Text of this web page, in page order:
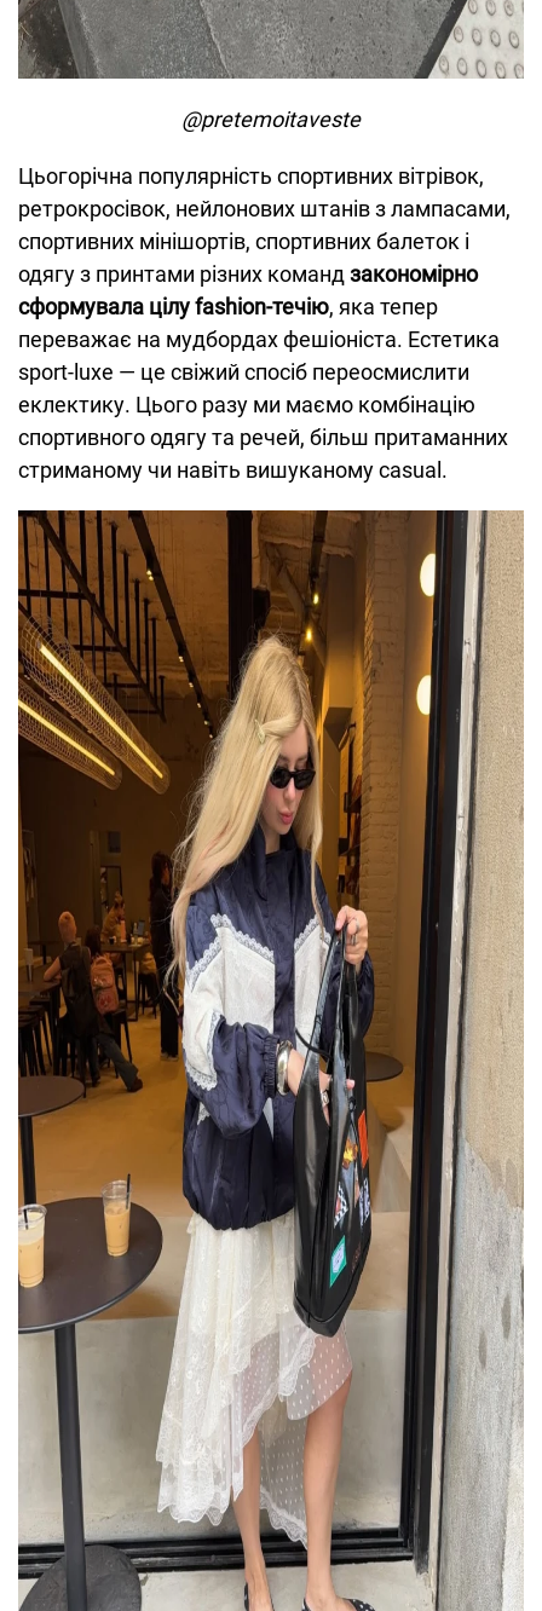
@pretemoitaveste
Цьогорічна популярність спортивних вітрівок,
ретрокросівок, нейлонових штанів з лампасами,
спортивних мінішортів, спортивних балеток і
одягу з принтами різних командзакономірно
сформувала цілу fashion-течію, яка тепер
переважає на мудбордах фешіоніста. Естетика
sport-luxe — це свіжий спосіб переосмислити
еклектику. Цього разу ми маємо комбінацію
спортивного одягу та речей, більш притаманних
стриманому чи навіть вишуканому casual.